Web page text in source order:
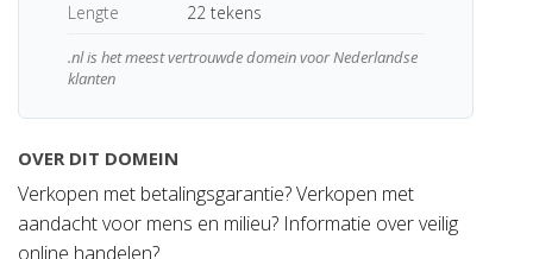
Lengte
22 tekens
.nl is het meest vertrouwde domein voor Nederlandse
klanten
OVER DIT DOMEIN
Verkopen met betalingsgarantie? Verkopen met
aandacht voor mens en milieu? Informatie over veilig
online handelen?